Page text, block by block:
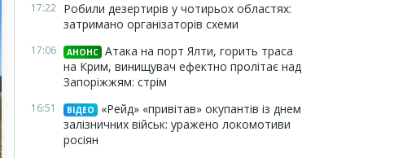
17:22 Робили дезертирів у чотирьох областях:
затримано організаторів схеми
17:06 АНОНС Атака на порт Ялти, горить траса
на Крим, винищувач ефектно пролітає над
Запоріжжям: стрім
16:51 ВІДЕО
«Рейд» «привітав» окупантів із днем
залізничних військ: уражено локомотиви
росіян